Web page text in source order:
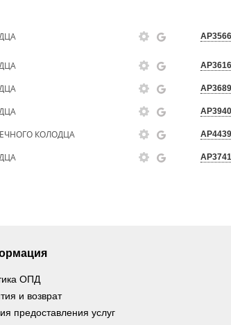
КОЛОДЦА
ОПД
и возврат
предоставления услуг